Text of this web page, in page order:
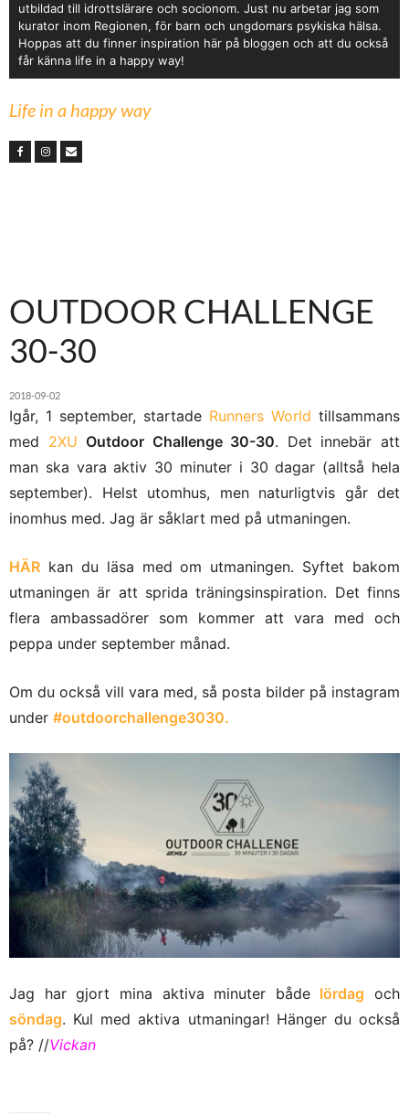
utbildad till idrottslärare och socionom. Just nu arbetar jag som
kurator inom Regionen, för barn och ungdomars psykiska hälsa.
Hoppas att du finner inspiration här på bloggen och att du också
får känna life in a happy way!
Life in a happy way
OUTDOOR CHALLENGE
30-30
2018-09-02
Igår, 1 september, startade Runners World tillsammans
med 2XU Outdoor Challenge 30-30. Det innebär att
man ska vara aktiv 30 minuter i 30 dagar (alltså hela
september). Helst utomhus, men naturligtvis går det
inomhus med. Jag är såklart med på utmaningen.
HÄR kan du läsa med om utmaningen. Syftet bakom
utmaningen är att sprida träningsinspiration. Det finns
flera ambassadörer som kommer att vara med och
peppa under september månad.
Om du också vill vara med, så posta bilder på instagram
under #outdoorchallenge3030.
Jag har gjort mina aktiva minuter både lördag och
söndag. Kul med aktiva utmaningar! Hänger du också
på? //Vickan